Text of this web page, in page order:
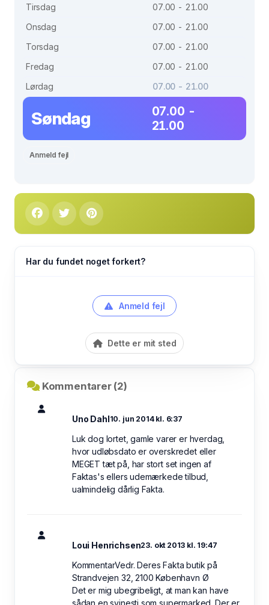
Tirsdag
07.00 - 21.00
Onsdag
07.00 - 21.00
Torsdag
07.00 - 21.00
Fredag
07.00 - 21.00
Lørdag
07.00 - 21.00
Søndag
07.00 -
21.00
Anmeld fejl
Har du fundet noget forkert?
Anmeld fejl
Dette er mit sted
Kommentarer (2)
Uno Dahl10. jun 2014 kl. 6:37
Luk dog lortet, gamle varer er hverdag,
hvor udløbsdato er overskredet eller
MEGET tæt på, har stort set ingen af
Faktas's ellers udemærkede tilbud,
ualmindelig dårlig Fakta.
Loui Henrichsen23. okt 2013 kl. 19:47
KommentarVedr. Deres Fakta butik på
Strandvejen 32, 2100 København Ø
Det er mig ubegribeligt, at man kan have
sådan en svinesti som supermarked. Der er